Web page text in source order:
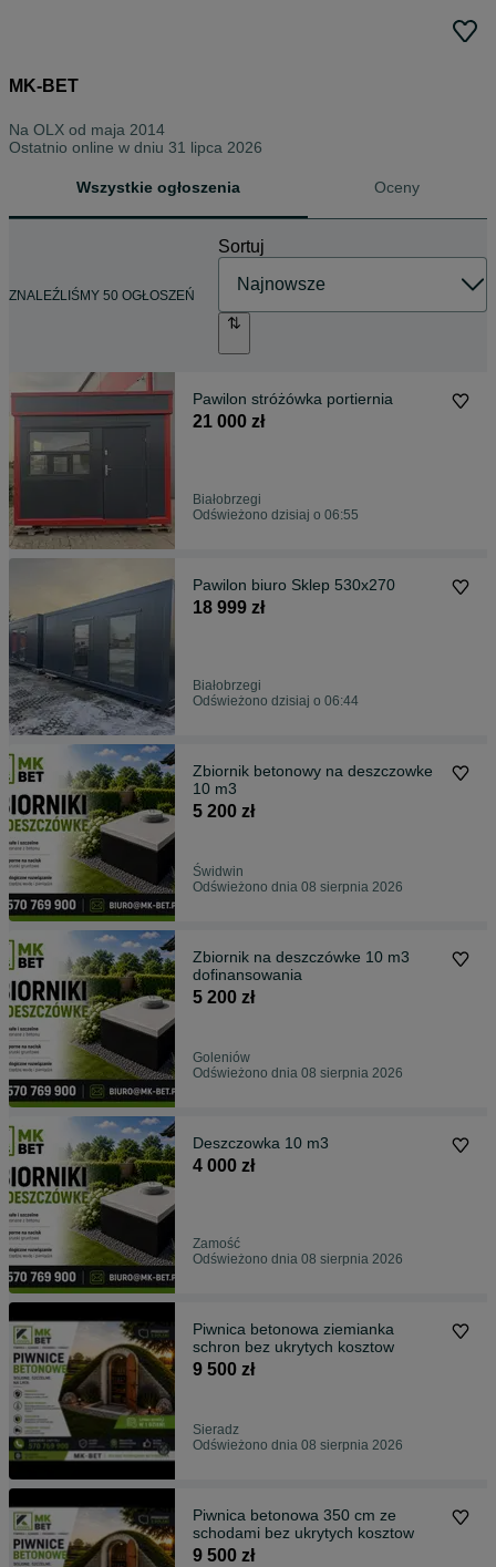
MK-BET
Na OLX od maja 2014
Ostatnio online w dniu 31 lipca 2026
Wszystkie ogłoszenia Oceny
ZNALEŹLIŚMY 50 OGŁOSZEŃ
Sortuj
Pawilon stróżówka portiernia
21 000 zł
Białobrzegi
Odświeżono dzisiaj o 06:55
Pawilon biuro Sklep 530x270
18 999 zł
Białobrzegi
Odświeżono dzisiaj o 06:44
Zbiornik betonowy na deszczowke
10 m3
5 200 zł
Świdwin
Odświeżono dnia 08 sierpnia 2026
Zbiornik na deszczówke 10 m3
dofinansowania
5 200 zł
Goleniów
Odświeżono dnia 08 sierpnia 2026
Deszczowka 10 m3
4 000 zł
Zamość
Odświeżono dnia 08 sierpnia 2026
Piwnica betonowa ziemianka
schron bez ukrytych kosztow
9 500 zł
Sieradz
Odświeżono dnia 08 sierpnia 2026
Piwnica betonowa 350 cm ze
schodami bez ukrytych kosztow
9 500 zł